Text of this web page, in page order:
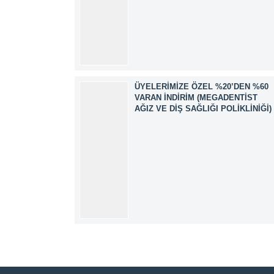
ÜYELERIMIZE ÖZEL %20’DEN %60
VARAN İNDIRIM (MEGADENTIST
AĞIZ VE DIŞ SAĞLIĞI POLIKLINIĞI)